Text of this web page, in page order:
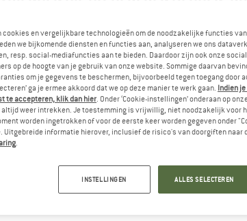
cookies en vergelijkbare technologieën om de noodzakelijke functies
we bijkomende diensten en functies aan, analyseren we ons
resp. social-mediafuncties aan te bieden. Daardoor zijn ook onze
op de hoogte van je gebruik van onze website. Sommige daarvan
om je gegevens te beschermen, bijvoorbeeld tegen toegang door
ga je ermee akkoord dat we op deze manier te werk gaan. Indien
te accepteren, klik dan hier. Onder ‘Cookie-instellingen’ onderaan op
altijd weer intrekken. Je toestemming is vrijwillig, niet noodzakelijk voor
worden ingetrokken of voor de eerste keer worden gegeven onder
Uitgebreide informatie hierover, inclusief de risico's van doorgiften naar
.
INSTELLINGEN ALLES SELECTEREN